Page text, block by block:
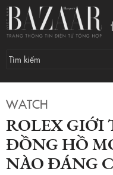
WATCH
ROLEX GIỚI
ĐỒNG HỒ
NÀO ĐÁNG